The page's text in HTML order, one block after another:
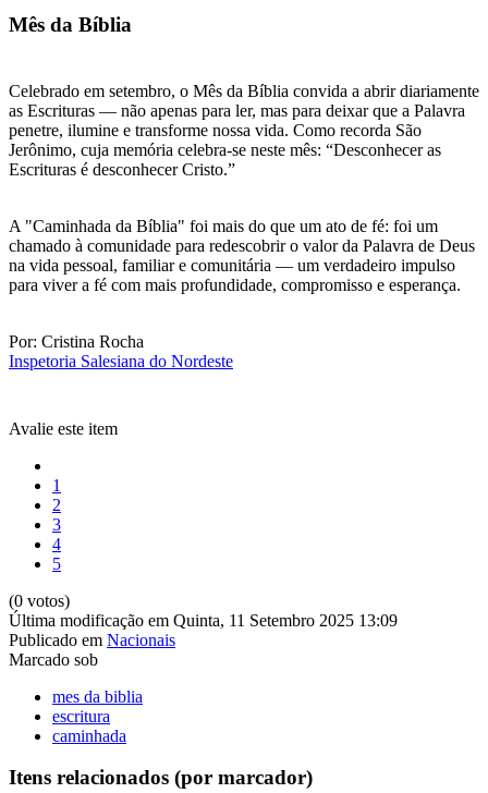
Mês da Bíblia
Celebrado em setembro, o Mês da Bíblia convida a abrir diariamente
as Escrituras — não apenas para ler, mas para deixar que a Palavra
penetre, ilumine e transforme nossa vida. Como recorda São
Jerônimo, cuja memória celebra-se neste mês: “Desconhecer as
Escrituras é desconhecer Cristo.”
A "Caminhada da Bíblia" foi mais do que um ato de fé: foi um
chamado à comunidade para redescobrir o valor da Palavra de Deus
na vida pessoal, familiar e comunitária — um verdadeiro impulso
para viver a fé com mais profundidade, compromisso e esperança.
Por: Cristina Rocha
Inspetoria Salesiana do Nordeste
Avalie este item
1
2
3
4
5
(0 votos)
Última modificação em Quinta, 11 Setembro 2025 13:09
Publicado em Nacionais
Marcado sob
mes da biblia
escritura
caminhada
Itens relacionados (por marcador)